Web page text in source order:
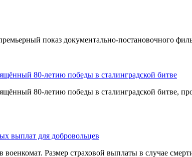
показ документально-постановочного
80-летию победы в сталинградской битве
80-летию победы в сталинградской битве,
выплат для добровольцев
Размер страховой выплаты в случае